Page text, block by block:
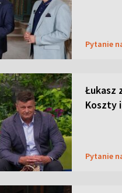
Pytanie
Łukasz
Koszty
Pytanie